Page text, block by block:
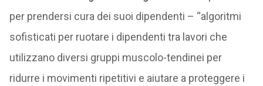
per prendersi cura dei suoi dipendenti – “algoritmi
sofisticati per ruotare i dipendenti tra lavori che
utilizzano diversi gruppi muscolo-tendinei per
ridurre i movimenti ripetitivi e aiutare a proteggere i